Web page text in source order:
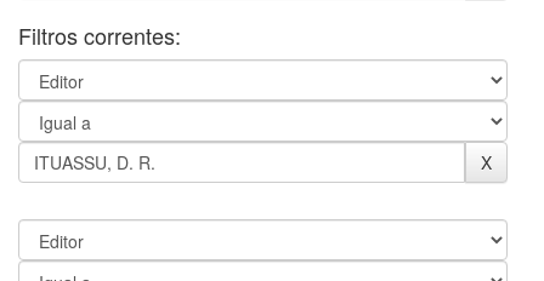
Filtros correntes: